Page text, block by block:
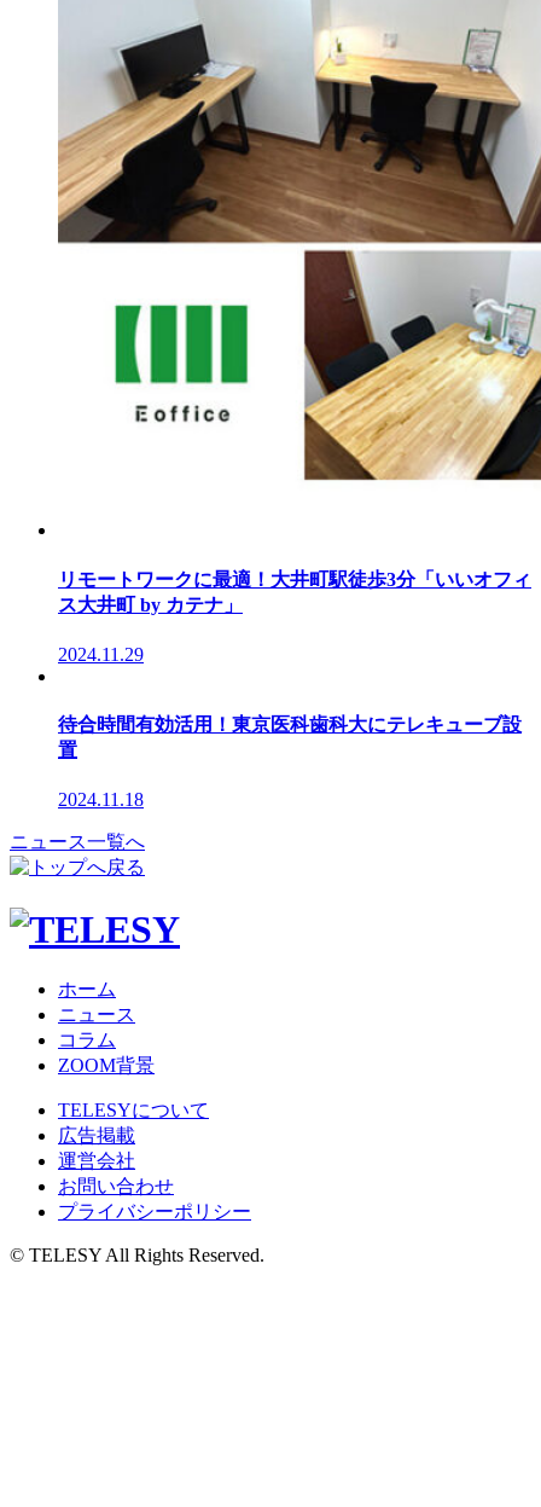
リモートワークに最適！大井町駅徒歩3分「いいオフィ
ス大井町 by カテナ」
2024.11.29
待合時間有効活用！東京医科歯科大にテレキューブ設
置
2024.11.18
ニュース一覧へ
ホーム
ニュース
コラム
ZOOM背景
TELESYについて
広告掲載
運営会社
お問い合わせ
プライバシーポリシー
© TELESY All Rights Reserved.